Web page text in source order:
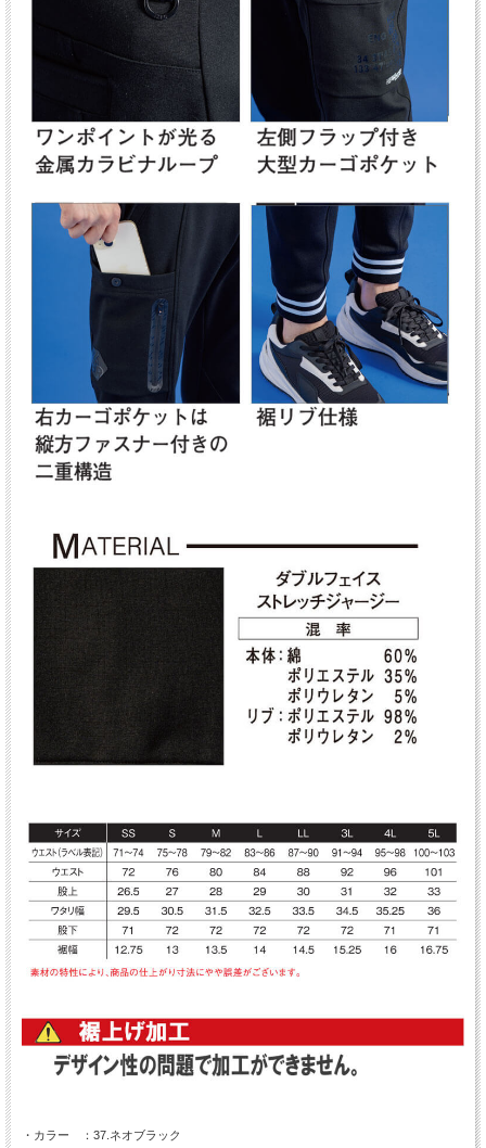
・カラー ：37.ネオブラック